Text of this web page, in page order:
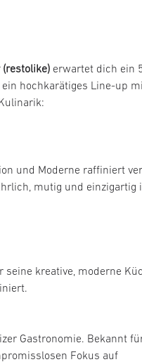
erwartet dich ein
hochkarätiges Line-up
und Moderne raffiniert
mutig und einzigartig
kreative, moderne
Gastronomie. Bekannt
Fokus auf